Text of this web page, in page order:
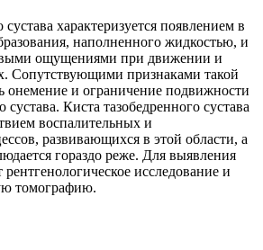
характеризуется появлением в
наполненного жидкостью, и
ощущениями при движении и
Сопутствующими признаками такой
онемение и ограничение подвижности
Киста тазобедренного сустава
воспалительных и
развивающихся в этой области, а
гораздо реже. Для выявления
рентгенологическое исследование и
томографию.